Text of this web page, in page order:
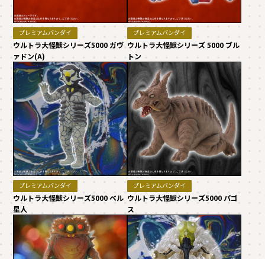
プレミアムバンダイ
ウルトラ大怪獣シリーズ5000 ガヴ
ァドン(A)
プレミアムバンダイ
ウルトラ大怪獣シリーズ 5000 ブル
トン
プレミアムバンダイ
ウルトラ大怪獣シリーズ5000 ベル
星人
プレミアムバンダイ
ウルトラ大怪獣シリーズ5000 パゴ
ス